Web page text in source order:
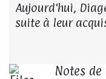
Aujourd'hui,
suite à leur
Notes